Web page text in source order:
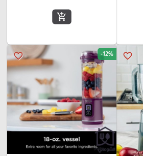
add_shopping_cart
favorite_border
favorite_border -12%